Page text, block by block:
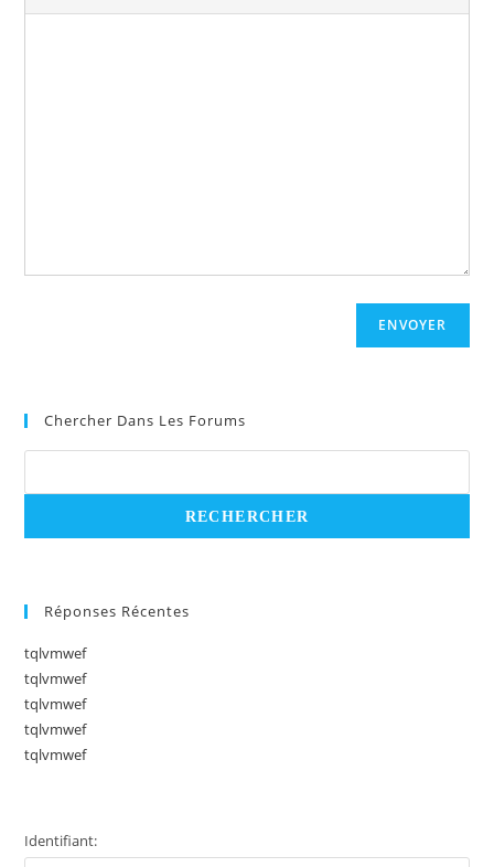
ENVOYER
Chercher Dans Les Forums
Réponses Récentes
tqlvmwef
tqlvmwef
tqlvmwef
tqlvmwef
tqlvmwef
Identifiant: